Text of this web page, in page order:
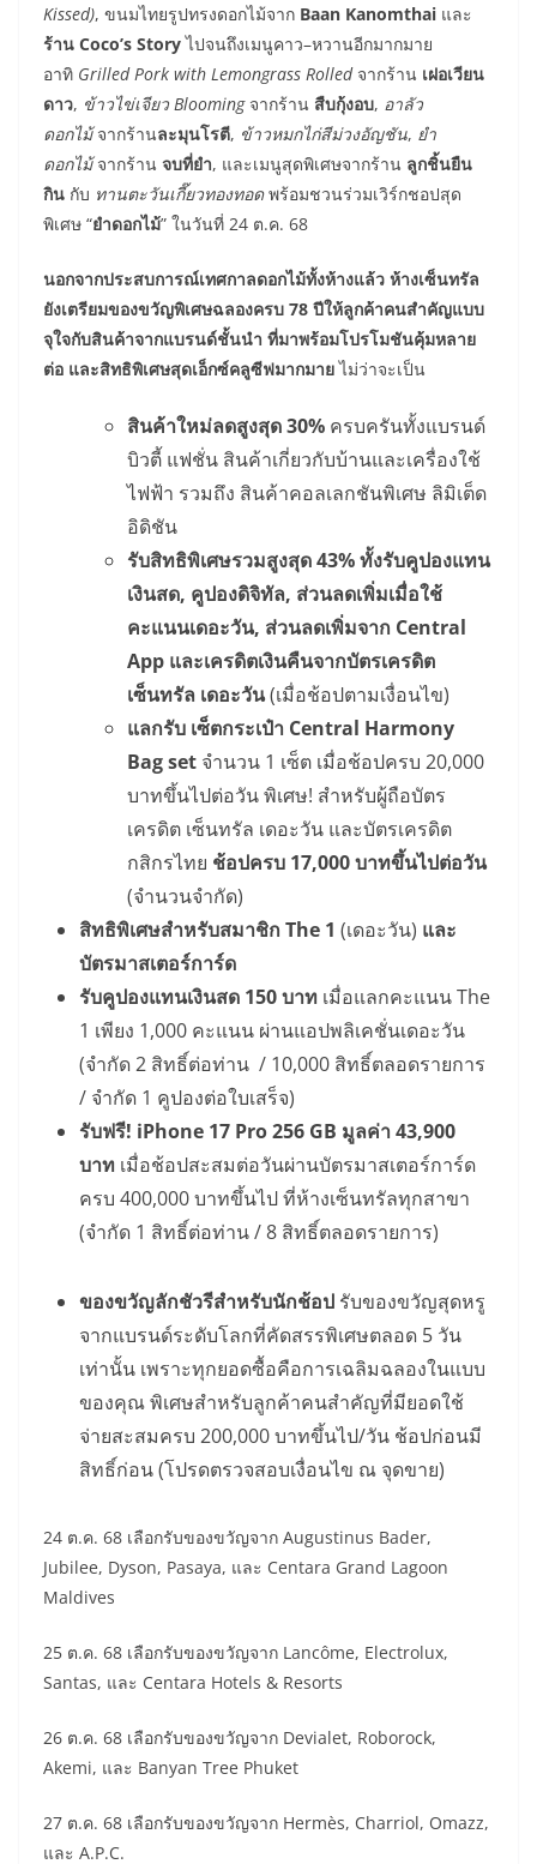
Kissed), ขนมไทยรูปทรงดอกไม้จาก Baan Kanomthai และ
ร้าน Coco’s Storyไปจนถึงเมนูคาว–หวานอีกมากมาย
อาทิ Grilled Pork with Lemongrass Rolledจากร้าน เฝอเวียน
ดาว, ข้าวไข่เจียว Bloomingจากร้าน สืบกุ้งอบ, อาลัว
ดอกไม้จากร้านละมุนโรตี, ข้าวหมกไก่สีม่วงอัญชัน, ยำ
ดอกไม้จากร้าน จบที่ยำ, และเมนูสุดพิเศษจากร้าน ลูกชิ้นยืน
กิน กับ ทานตะวันเกี๊ยวทองทอดพร้อมชวนร่วมเวิร์กชอปสุด
พิเศษ “ยำดอกไม้” ในวันที่ 24 ต.ค. 68
นอกจากประสบการณ์เทศกาลดอกไม้ทั้งห้างแล้ว ห้างเซ็นทรัล
ยังเตรียมของขวัญพิเศษฉลองครบ 78 ปีให้ลูกค้าคนสำคัญแบบ
จุใจกับสินค้าจากแบรนด์ชั้นนำ ที่มาพร้อมโปรโมชันคุ้มหลาย
ต่อ และสิทธิพิเศษสุดเอ็กซ์คลูซีฟมากมายไม่ว่าจะเป็น
สินค้าใหม่ลดสูงสุด 30% ครบครันทั้งแบรนด์
บิวตี้ แฟชั่น สินค้าเกี่ยวกับบ้านและเครื่องใช้
ไฟฟ้า รวมถึง สินค้าคอลเลกชันพิเศษ ลิมิเต็ด
อิดิชัน
รับสิทธิพิเศษรวมสูงสุด 43% ทั้งรับคูปองแทน
เงินสด, คูปองดิจิทัล, ส่วนลดเพิ่มเมื่อใช้
คะแนนเดอะวัน, ส่วนลดเพิ่มจาก Central
App และเครดิตเงินคืนจากบัตรเครดิต
เซ็นทรัล เดอะวัน(เมื่อช้อปตามเงื่อนไข)
แลกรับ เซ็ตกระเป๋า Central Harmony
Bag set จำนวน 1 เซ็ต เมื่อช้อปครบ 20,000
บาทขึ้นไปต่อวัน พิเศษ! สำหรับผู้ถือบัตร
เครดิต เซ็นทรัล เดอะวัน และบัตรเครดิต
กสิกรไทย ช้อปครบ 17,000 บาทขึ้นไปต่อวัน
(จำนวนจำกัด)
สิทธิพิเศษสำหรับสมาชิก The 1 (เดอะวัน) และ
บัตรมาสเตอร์การ์ด
รับคูปองแทนเงินสด 150 บาท เมื่อแลกคะแนน The
1 เพียง 1,000 คะแนน ผ่านแอปพลิเคชั่นเดอะวัน
(จำกัด 2 สิทธิ์ต่อท่าน / 10,000 สิทธิ์ตลอดรายการ
/ จำกัด 1 คูปองต่อใบเสร็จ)
รับฟรี! iPhone 17 Pro 256 GB มูลค่า 43,900
บาท เมื่อช้อปสะสมต่อวันผ่านบัตรมาสเตอร์การ์ด
ครบ 400,000 บาทขึ้นไป ที่ห้างเซ็นทรัลทุกสาขา
(จำกัด 1 สิทธิ์ต่อท่าน / 8 สิทธิ์ตลอดรายการ)
ของขวัญลักชัวรีสำหรับนักช้อป รับของขวัญสุดหรู
จากแบรนด์ระดับโลกที่คัดสรรพิเศษตลอด 5 วัน
เท่านั้น เพราะทุกยอดซื้อคือการเฉลิมฉลองในแบบ
ของคุณ พิเศษสำหรับลูกค้าคนสำคัญที่มียอดใช้
จ่ายสะสมครบ 200,000 บาทขึ้นไป/วัน ช้อปก่อนมี
สิทธิ์ก่อน(โปรดตรวจสอบเงื่อนไข ณ จุดขาย)
24 ต.ค. 68 เลือกรับของขวัญจาก Augustinus Bader,
Jubilee, Dyson, Pasaya, และ Centara Grand Lagoon
Maldives
25 ต.ค. 68 เลือกรับของขวัญจาก Lancôme, Electrolux,
Santas, และ Centara Hotels & Resorts
26 ต.ค. 68 เลือกรับของขวัญจาก Devialet, Roborock,
Akemi, และ Banyan Tree Phuket
27 ต.ค. 68 เลือกรับของขวัญจาก Hermès, Charriol, Omazz,
และ A.P.C.